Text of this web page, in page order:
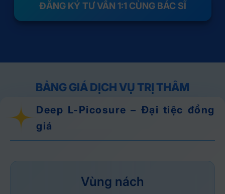
ĐĂNG KÝ TƯ VẤN 1:1 CÙNG BÁC SĨ
BẢNG GIÁ DỊCH VỤ TRỊ THÂM
Deep L-Picosure – Đại tiệc đồng
giá
Vùng nách